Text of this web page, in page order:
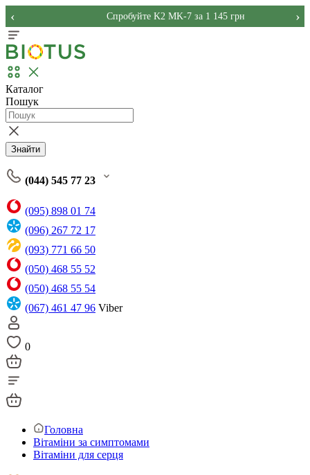
Спробуйте K2 MK-7 за 1 145 грн
‹ ›
Каталог
Пошук
Знайти
(044) 545 77 23
(095) 898 01 74
(096) 267 72 17
(093) 771 66 50
(050) 468 55 52
(050) 468 55 54
(067) 461 47 96 Viber
0
Головна
Вітаміни за симптомами
Вітаміни для серця